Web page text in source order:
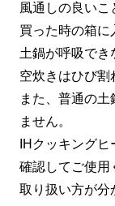
風通しの良いこ
買った時の箱に
土鍋が呼吸でき
空炊きはひび割
また、普通の
ません。
IHクッキング
確認してご使用
取り扱い方が分